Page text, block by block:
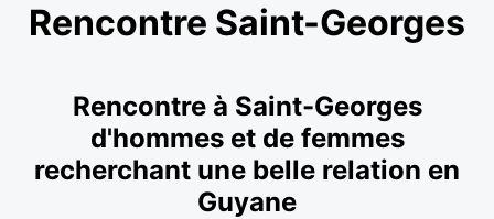
Rencontre Saint-Georges
Rencontre à Saint-Georges
d'hommes et de femmes
recherchant une belle relation en
Guyane